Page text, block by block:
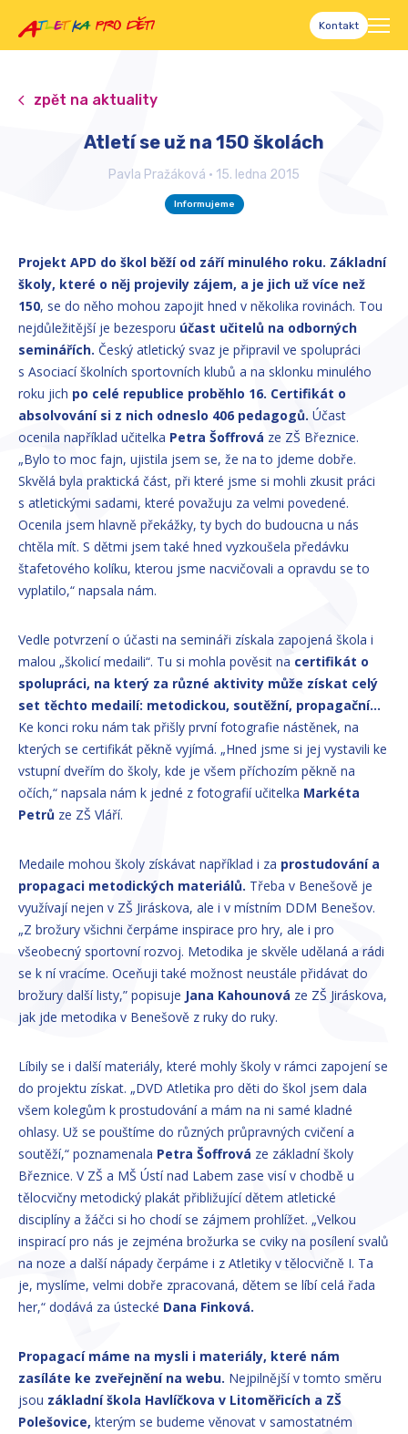
Kontakt
zpět na aktuality
Atletí se už na 150 školách
Pavla Pražáková • 15. ledna 2015
Informujeme
Projekt APD do škol běží od září minulého roku. Základní
školy, které o něj projevily zájem, a je jich už více než
150, se do něho mohou zapojit hned v několika rovinách. Tou
nejdůležitější je bezesporu účast učitelů na odborných
seminářích. Český atletický svaz je připravil ve spolupráci
s Asociací školních sportovních klubů a na sklonku minulého
roku jich po celé republice proběhlo 16. Certifikát o
absolvování si z nich odneslo 406 pedagogů. Účast
ocenila například učitelka Petra Šoffrová ze ZŠ Březnice.
„Bylo to moc fajn, ujistila jsem se, že na to jdeme dobře.
Skvělá byla praktická část, při které jsme si mohli zkusit práci
s atletickými sadami, které považuju za velmi povedené.
Ocenila jsem hlavně překážky, ty bych do budoucna u nás
chtěla mít. S dětmi jsem také hned vyzkoušela předávku
štafetového kolíku, kterou jsme nacvičovali a opravdu se to
vyplatilo,“ napsala nám.
Vedle potvrzení o účasti na semináři získala zapojená škola i
malou „školicí medaili“. Tu si mohla pověsit na certifikát o
spolupráci, na který za různé aktivity může získat celý
set těchto medailí: metodickou, soutěžní, propagační…
Ke konci roku nám tak přišly první fotografie nástěnek, na
kterých se certifikát pěkně vyjímá. „Hned jsme si jej vystavili ke
vstupní dveřím do školy, kde je všem příchozím pěkně na
očích,“ napsala nám k jedné z fotografií učitelka Markéta
Petrů ze ZŠ Vláří.
Medaile mohou školy získávat například i za prostudování a
propagaci metodických materiálů. Třeba v Benešově je
využívají nejen v ZŠ Jiráskova, ale i v místním DDM Benešov.
„Z brožury všichni čerpáme inspirace pro hry, ale i pro
všeobecný sportovní rozvoj. Metodika je skvěle udělaná a rádi
se k ní vracíme. Oceňuji také možnost neustále přidávat do
brožury další listy,” popisuje Jana Kahounová ze ZŠ Jiráskova,
jak jde metodika v Benešově z ruky do ruky.
Líbily se i další materiály, které mohly školy v rámci zapojení se
do projektu získat. „DVD Atletika pro děti do škol jsem dala
všem kolegům k prostudování a mám na ni samé kladné
ohlasy. Už se pouštíme do různých průpravných cvičení a
soutěží,“ poznamenala Petra Šoffrová ze základní školy
Březnice. V ZŠ a MŠ Ústí nad Labem zase visí v chodbě u
tělocvičny metodický plakát přibližující dětem atletické
disciplíny a žáčci si ho chodí se zájmem prohlížet. „Velkou
inspirací pro nás je zejména brožurka se cviky na posílení svalů
na noze a další nápady čerpáme i z Atletiky v tělocvičně I. Ta
je, myslíme, velmi dobře zpracovaná, dětem se líbí celá řada
her,“ dodává za ústecké Dana Finková.
Propagací máme na mysli i materiály, které nám
zasíláte ke zveřejnění na webu. Nejpilnější v tomto směru
jsou základní škola Havlíčkova v Litoměřicích a ZŠ
Polešovice, kterým se budeme věnovat v samostatném